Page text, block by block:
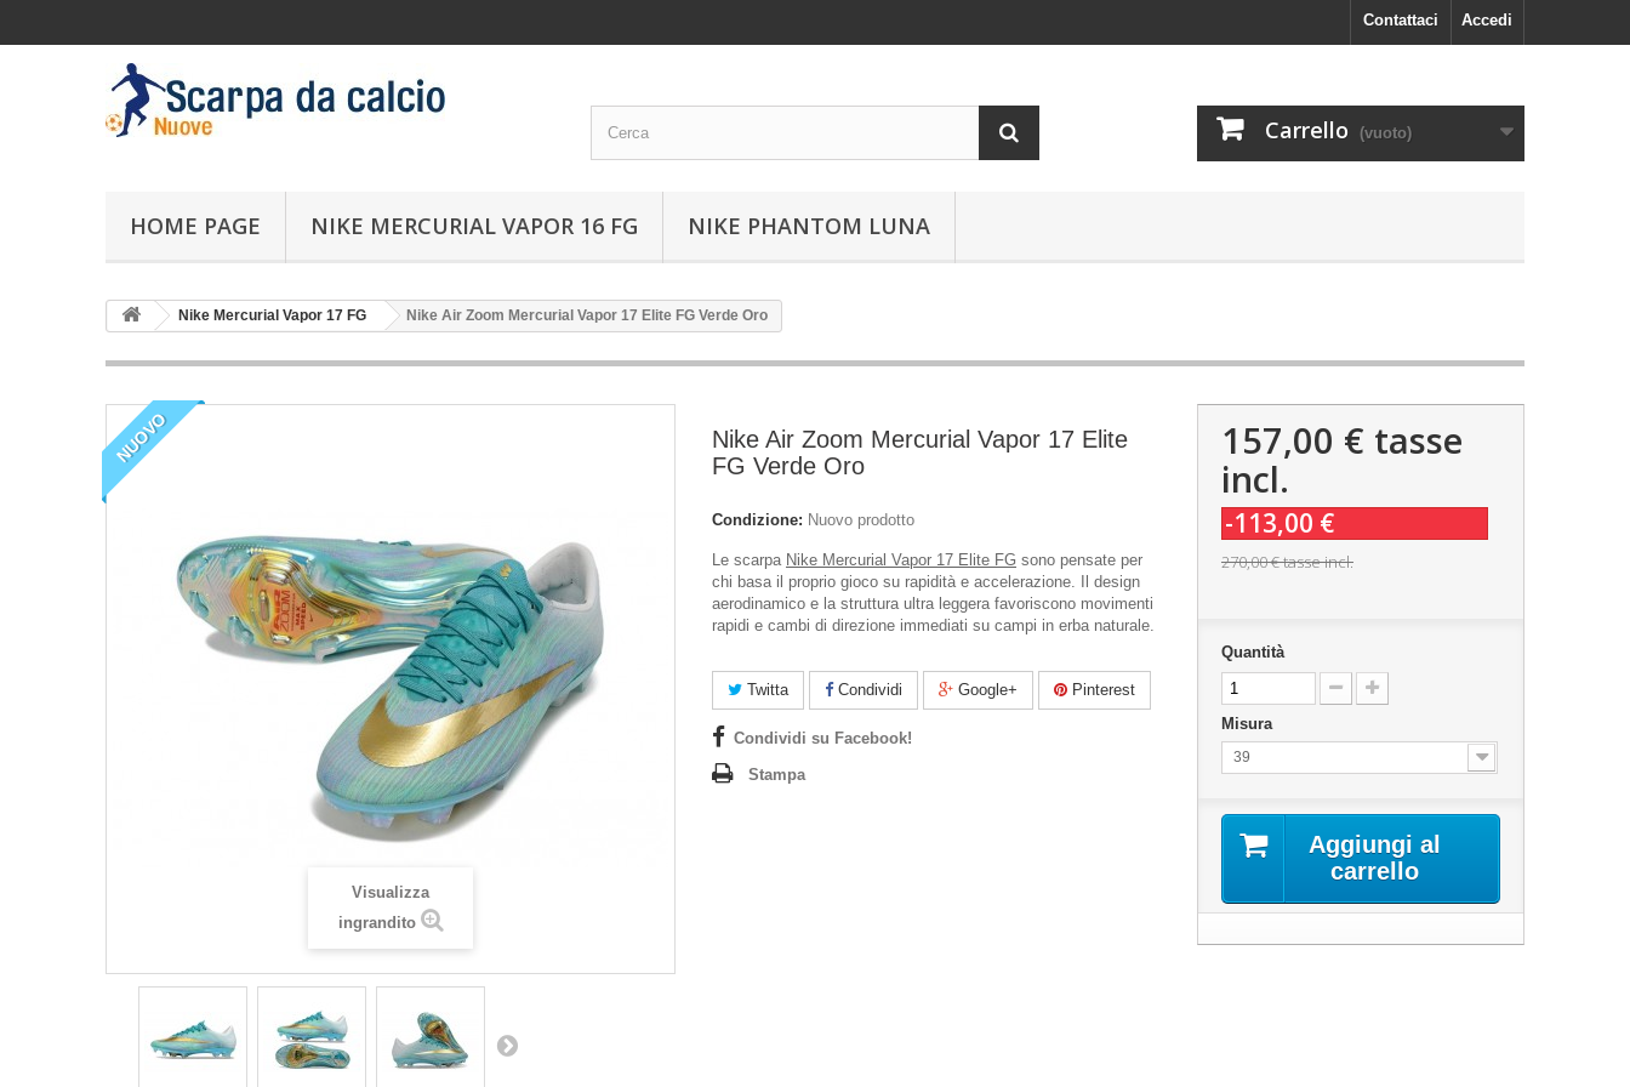
Accedi
Contattaci
Carrello (vuoto)
HOME PAGE NIKE MERCURIAL VAPOR 16 FG NIKE PHANTOM LUNA
Nike Mercurial Vapor 17 FG Nike Air Zoom Mercurial Vapor 17 Elite FG Verde Oro
NUOVO
Visualizza
ingrandito
Nike Air Zoom Mercurial Vapor 17 Elite
FG Verde Oro
Condizione: Nuovo prodotto
Le scarpa Nike Mercurial Vapor 17 Elite FG sono pensate per
chi basa il proprio gioco su rapidità e accelerazione. Il design
aerodinamico e la struttura ultra leggera favoriscono movimenti
rapidi e cambi di direzione immediati su campi in erba naturale.
Twitta Condividi Google+ Pinterest
Condividi su Facebook!
Stampa
157,00 € tasse
incl.
-113,00 €
270,00 €tasse incl.
Quantità
Misura
39
Aggiungi al
carrello